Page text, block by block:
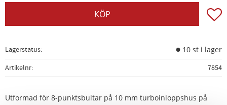
KÖP
Lagerstatus
10 st i lager
Artikelnr
7854
Utformad för 8-punktsbultar på 10 mm turboinloppshus på